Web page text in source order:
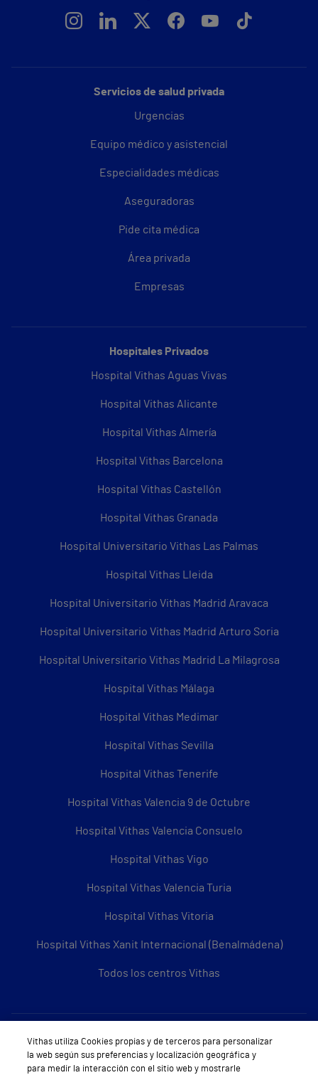
Servicios de salud privada
Urgencias
Equipo médico y asistencial
Especialidades médicas
Aseguradoras
Pide cita médica
Área privada
Empresas
Hospitales Privados
Hospital Vithas Aguas Vivas
Hospital Vithas Alicante
Hospital Vithas Almería
Hospital Vithas Barcelona
Hospital Vithas Castellón
Hospital Vithas Granada
Hospital Universitario Vithas Las Palmas
Hospital Vithas Lleida
Hospital Universitario Vithas Madrid Aravaca
Hospital Universitario Vithas Madrid Arturo Soria
Hospital Universitario Vithas Madrid La Milagrosa
Hospital Vithas Málaga
Hospital Vithas Medimar
Hospital Vithas Sevilla
Hospital Vithas Tenerife
Hospital Vithas Valencia 9 de Octubre
Hospital Vithas Valencia Consuelo
Hospital Vithas Vigo
Hospital Vithas Valencia Turia
Hospital Vithas Vitoria
Hospital Vithas Xanit Internacional (Benalmádena)
Todos los centros Vithas
Sobre Vithas
Quiénes somos
Vithas utiliza Cookies propias y de terceros para personalizar
la web según sus preferencias y localización geográfica y
para medir la interacción con el sitio web y mostrarle